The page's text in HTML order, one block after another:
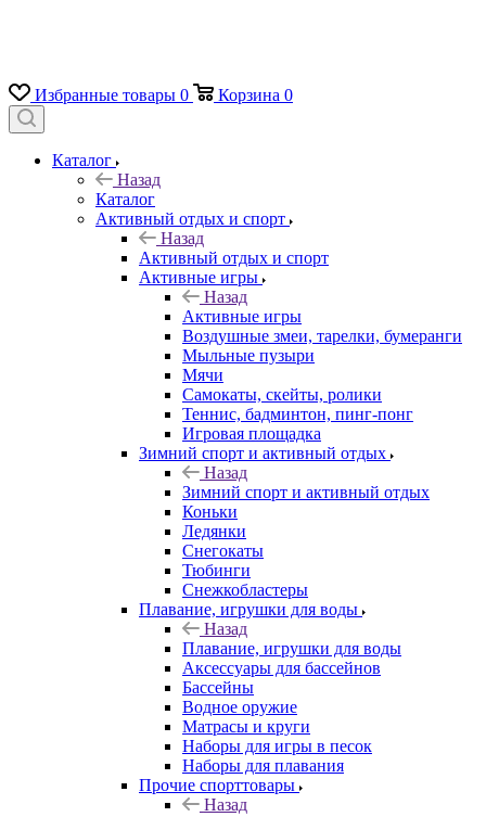
Избранные товары 0 Корзина 0
Каталог
Назад
Каталог
Активный отдых и спорт
Назад
Активный отдых и спорт
Активные игры
Назад
Активные игры
Воздушные змеи, тарелки, бумеранги
Мыльные пузыри
Мячи
Самокаты, скейты, ролики
Теннис, бадминтон, пинг-понг
Игровая площадка
Зимний спорт и активный отдых
Назад
Зимний спорт и активный отдых
Коньки
Ледянки
Снегокаты
Тюбинги
Снежкобластеры
Плавание, игрушки для воды
Назад
Плавание, игрушки для воды
Аксессуары для бассейнов
Бассейны
Водное оружие
Матрасы и круги
Наборы для игры в песок
Наборы для плавания
Прочие спорттовары
Назад